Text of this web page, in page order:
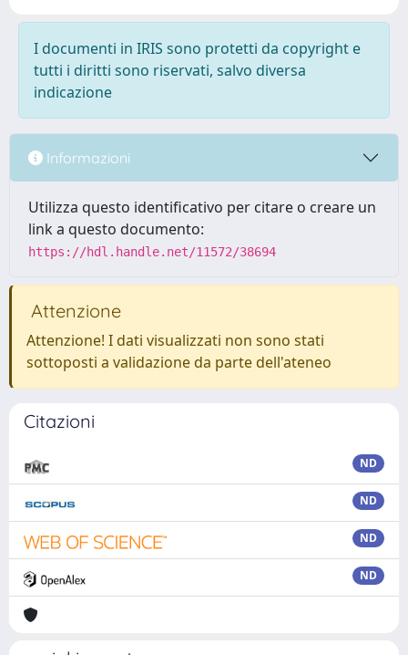
I documenti in IRIS sono protetti da copyright e
tutti i diritti sono riservati, salvo diversa
indicazione
Informazioni
Utilizza questo identificativo per citare o creare un
link a questo documento:
https://hdl.handle.net/11572/38694
Attenzione
Attenzione! I dati visualizzati non sono stati
sottoposti a validazione da parte dell'ateneo
Citazioni
ND
ND
ND
ND